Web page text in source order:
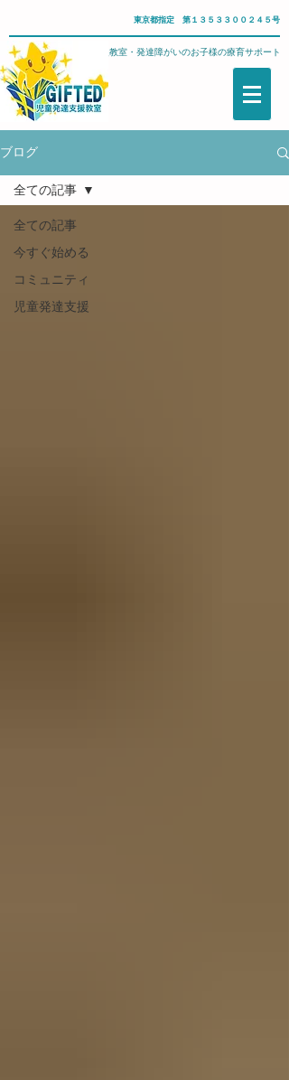
東京都指定 第１３５３３００２４５号
武蔵野市・児童発達支援教室・発達障がいのお子様の療育サポート
ブログ
全ての記事
今すぐ始める
コミュニティ
児童発達支援
全ての記事